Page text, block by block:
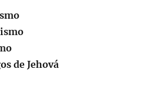
de Jehová